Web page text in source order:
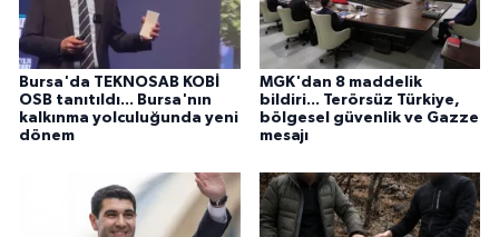
Bursa'da TEKNOSAB KOBİ
OSB tanıtıldı... Bursa'nın
kalkınma yolculuğunda yeni
dönem
MGK'dan 8 maddelik
bildiri... Terörsüz Türkiye,
bölgesel güvenlik ve Gazze
mesajı